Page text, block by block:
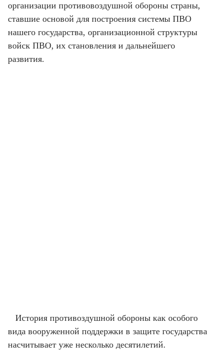
организации противовоздушной обороны страны,
ставшие основой для построения системы ПВО
нашего государства, организационной структуры
войск ПВО, их становления и дальнейшего
развития.
История противоздушной обороны как особого
вида вооруженной поддержки в защите государства
насчитывает уже несколько десятилетий.